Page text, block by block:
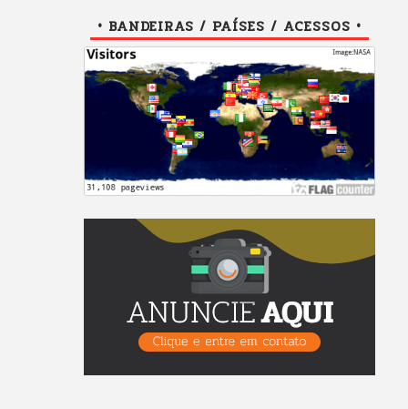
• BANDEIRAS / PAÍSES / ACESSOS •